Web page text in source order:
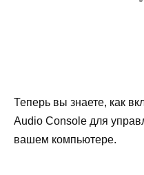
Теперь вы знаете, как
Audio Console для
вашем компьютере.